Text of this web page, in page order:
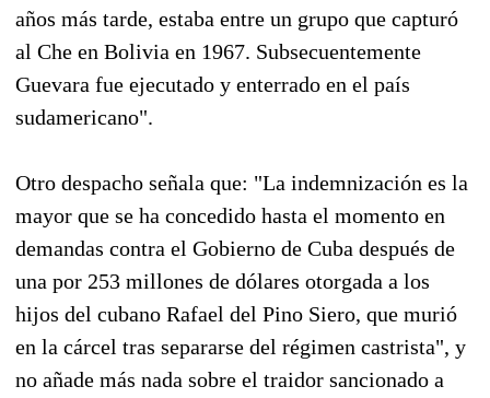
años más tarde, estaba entre un grupo que capturó
al Che en Bolivia en 1967. Subsecuentemente
Guevara fue ejecutado y enterrado en el país
sudamericano".
Otro despacho señala que: "La indemnización es la
mayor que se ha concedido hasta el momento en
demandas contra el Gobierno de Cuba después de
una por 253 millones de dólares otorgada a los
hijos del cubano Rafael del Pino Siero, que murió
en la cárcel tras separarse del régimen castrista", y
no añade más nada sobre el traidor sancionado a